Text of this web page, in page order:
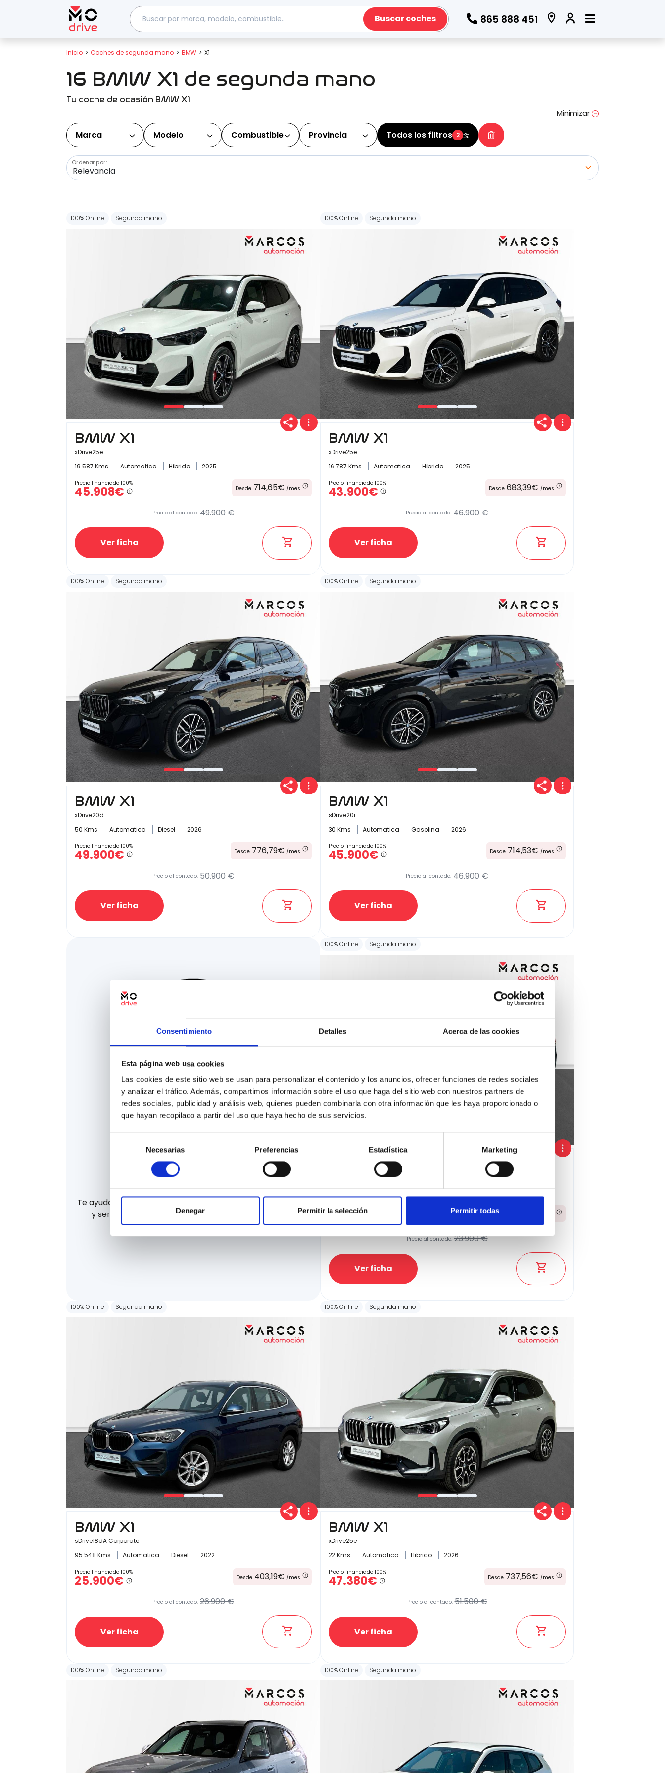
Consentimiento Detalles Acerca de las cookies
Esta página web usa cookies
Las cookies de este sitio web se usan para personalizar el contenido y los anuncios, ofrecer funciones de redes sociales
y analizar el tráfico. Además, compartimos información sobre el uso que haga del sitio web con nuestros partners de
redes sociales, publicidad y análisis web, quienes pueden combinarla con otra información que les haya proporcionado o
que hayan recopilado a partir del uso que haya hecho de sus servicios.
consentimiento
Necesarias Preferencias Estadística Marketing
Denegar Permitir la selección Permitir todas
Buscar coches 865 888 451
Inicio Coches de segunda mano BMW X1
16 BMW X1 de segunda mano
Tu coche de ocasión BMW X1
Minimizar
Todos los filtros 2
Marca Modelo Combustible Provincia
Ordenar por:
Todos los filtros
Modelo
Ofertas
Cuota
Año
Combustible
(Elige una o varias opciones)
Etiqueta medioambiental
Potencia
Provincia
Transmisión
Carrocería
100% Online Segunda mano
BMW X1
xDrive25e
19.587 Kms
Automatica Hibrido 2025
Precio financiado 100%
45.908€ Desde 714,65€ /mes
Precio al contado: 49.900 €
Ver ficha
100% Online Segunda mano
BMW X1
xDrive25e
16.787 Kms
Automatica Hibrido 2025
Precio financiado 100%
43.900€ Desde 683,39€ /mes
Precio al contado: 46.900 €
Ver ficha
100% Online Segunda mano
BMW X1
xDrive20d
50 Kms
Automatica Diesel 2026
Precio financiado 100%
49.900€ Desde 776,79€ /mes
Precio al contado: 50.900 €
Ver ficha
100% Online Segunda mano
BMW X1
sDrive20i
30 Kms
Automatica Gasolina 2026
Precio financiado 100%
45.900€ Desde 714,53€ /mes
Precio al contado: 46.900 €
Ver ficha
La mejor financiación
Te ayudamos a financiar tu coche de la manera más rápida
y sencilla. Te ayudamos a conseguir hasta el 100% de
financiación.
100% Online Segunda mano
BMW X1
Precio financiado 100%
22.900€ Desde
Precio al contado: 23.900 €
Ver ficha
100% Online Segunda mano
BMW X1
sDrive18dA Corporate
95.548 Kms
Automatica Diesel 2022
Precio financiado 100%
25.900€ Desde 403,19€ /mes
Precio al contado: 26.900 €
Ver ficha
100% Online Segunda mano
BMW X1
xDrive25e
22 Kms
Automatica Hibrido 2026
Precio financiado 100%
47.380€ Desde 737,56€ /mes
Precio al contado: 51.500 €
Ver ficha
100% Online Segunda mano 100% Online Segunda mano